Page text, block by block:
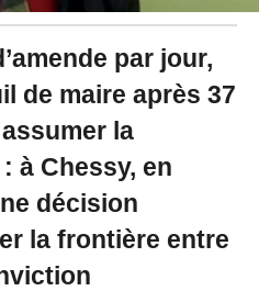
par jour,
de maire après 37
la
à Chessy, en
décision
la frontière entre